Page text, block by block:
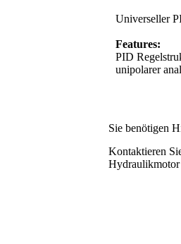
Universeller
Features:
PID
unipolarer
Sie benötigen
Kontaktieren